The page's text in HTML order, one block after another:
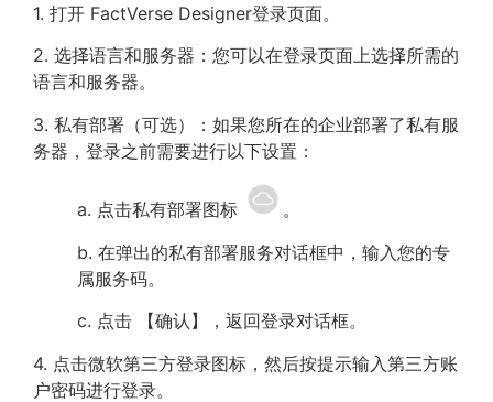
1. 打开 FactVerse Designer登录页面。
2. 选择语言和服务器：您可以在登录页面上选择所需的
语言和服务器。
3. 私有部署（可选）：如果您所在的企业部署了私有服
务器，登录之前需要进行以下设置：
a. 点击私有部署图标
。
b. 在弹出的私有部署服务对话框中，输入您的专
属服务码。
c. 点击 【确认】，返回登录对话框。
4. 点击微软第三方登录图标，然后按提示输入第三方账
户密码进行登录。